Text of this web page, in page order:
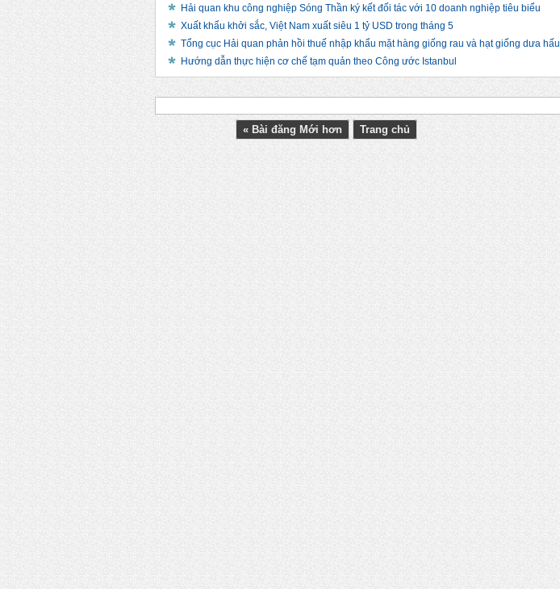
Hải quan khu công nghiệp Sóng Thần ký kết đối tác với 10 doanh nghiệp tiêu biểu
Xuất khẩu khởi sắc, Việt Nam xuất siêu 1 tỷ USD trong tháng 5
Tổng cục Hải quan phản hồi thuế nhập khẩu mặt hàng giống rau và hạt giống dưa hấu
Hướng dẫn thực hiện cơ chế tạm quản theo Công ước Istanbul
« Bài đăng Mới hơn Trang chủ